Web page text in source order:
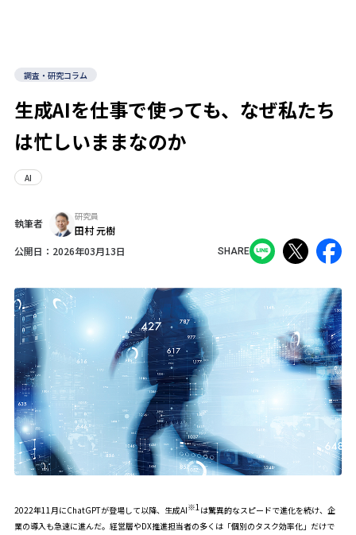
調査・研究コラム
生成AIを仕事で使っても、なぜ私たち
は忙しいままなのか
AI
公開日： 2026年03月13日 SHARE
執筆者
研究員
田村 元樹
2022年11月にChatGPTが登場して以降、生成AI※1 は驚異的なスピードで進化を続け、企
業の導入も急速に進んだ。経営層やDX推進担当者の多くは「個別のタスク効率化」だけで